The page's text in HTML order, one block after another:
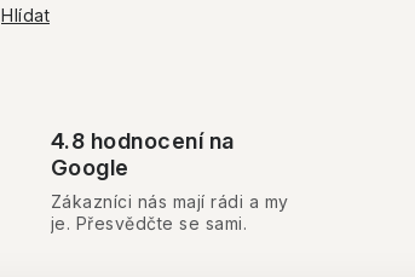
Hlídat
4.8 hodnocení na
Google
Zákazníci nás mají rádi a my
je. Přesvědčte se sami.